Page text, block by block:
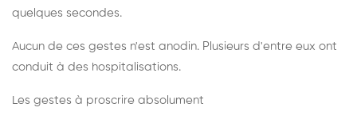
quelques secondes.
Aucun de ces gestes n'est anodin. Plusieurs d'entre eux ont
conduit à des hospitalisations.
Les gestes à proscrire absolument